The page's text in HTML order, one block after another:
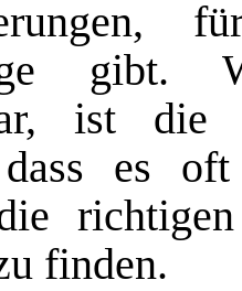
gibt.
ist
dass es
finden.